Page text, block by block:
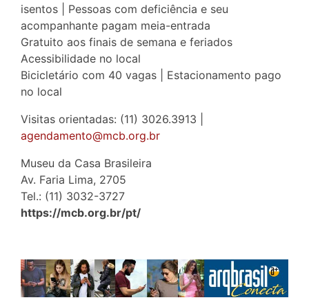
isentos | Pessoas com deficiência e seu
acompanhante pagam meia-entrada
Gratuito aos finais de semana e feriados
Acessibilidade no local
Bicicletário com 40 vagas | Estacionamento pago
no local
Visitas orientadas: (11) 3026.3913 |
agendamento@mcb.org.br
Museu da Casa Brasileira
Av. Faria Lima, 2705
Tel.: (11) 3032-3727
https://mcb.org.br/pt/